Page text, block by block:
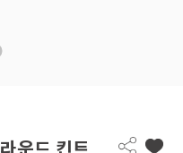
운드 킨트